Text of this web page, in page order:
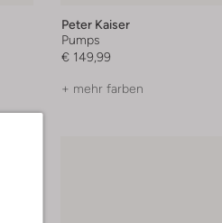
Peter Kaiser
Pumps
€ 149,99
+ mehr farben